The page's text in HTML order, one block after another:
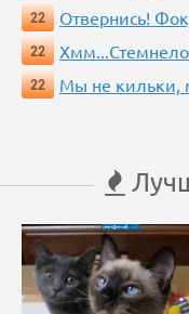
22
Отвернись!
22
22
Мы не кильки,